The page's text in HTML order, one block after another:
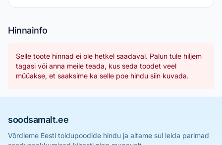
Hinnainfo
Selle toote hinnad ei ole hetkel saadaval. Palun tule hiljem
tagasi või anna meile teada, kus seda toodet veel
müüakse, et saaksime ka selle poe hindu siin kuvada.
soodsamalt.ee
Võrdleme Eesti toidupoodide hindu ja aitame sul leida parimad